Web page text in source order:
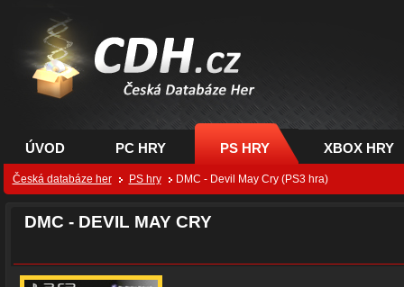
CDH.cz - hry na PC,
PS, XBOX - Česká
databáze her
ÚVOD PC HRY PS HRY XBOX HRY
Česká databáze her PS hry DMC - Devil May Cry (PS3 hra)
DMC - DEVIL MAY CRY